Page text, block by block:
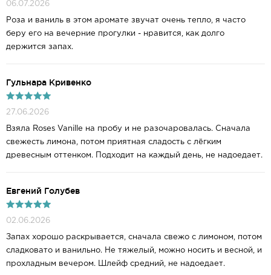
06.07.2026
Роза и ваниль в этом аромате звучат очень тепло, я часто
беру его на вечерние прогулки - нравится, как долго
держится запах.
Гульнара Кривенко
27.06.2026
Взяла Roses Vanille на пробу и не разочаровалась. Сначала
свежесть лимона, потом приятная сладость с лёгким
древесным оттенком. Подходит на каждый день, не надоедает.
Евгений Голубев
02.06.2026
Запах хорошо раскрывается, сначала свежо с лимоном, потом
сладковато и ванильно. Не тяжелый, можно носить и весной, и
прохладным вечером. Шлейф средний, не надоедает.